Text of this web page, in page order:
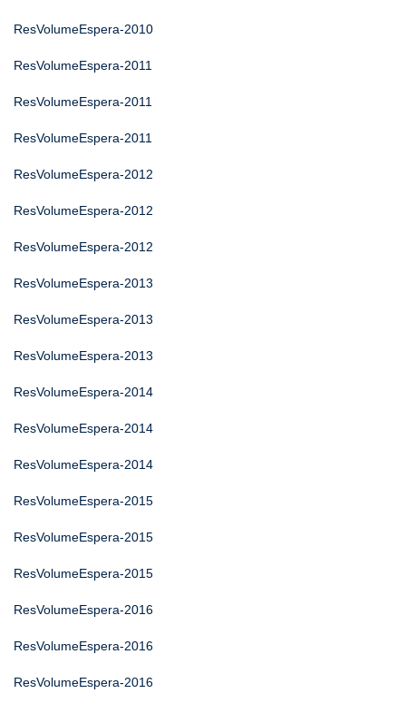
ResVolumeEspera-2010
ResVolumeEspera-2011
ResVolumeEspera-2011
ResVolumeEspera-2011
ResVolumeEspera-2012
ResVolumeEspera-2012
ResVolumeEspera-2012
ResVolumeEspera-2013
ResVolumeEspera-2013
ResVolumeEspera-2013
ResVolumeEspera-2014
ResVolumeEspera-2014
ResVolumeEspera-2014
ResVolumeEspera-2015
ResVolumeEspera-2015
ResVolumeEspera-2015
ResVolumeEspera-2016
ResVolumeEspera-2016
ResVolumeEspera-2016